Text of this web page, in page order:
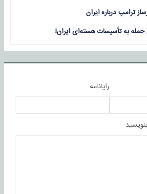
ترامپ درباره ایران
حمله به تأسیسات هسته‌ای ایران!
رایانامه